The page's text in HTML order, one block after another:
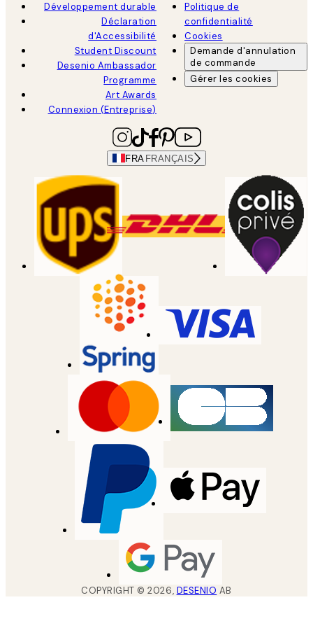
Développement durable
Déclaration
d'Accessibilité
Student Discount
Desenio Ambassador
Programme
Art Awards
Connexion (Entreprise)
Politique de
confidentialité
Cookies
Demande d'annulation
de commande
Gérer les cookies
FRA FRANÇAIS
COPYRIGHT ©2026, DESENIO AB